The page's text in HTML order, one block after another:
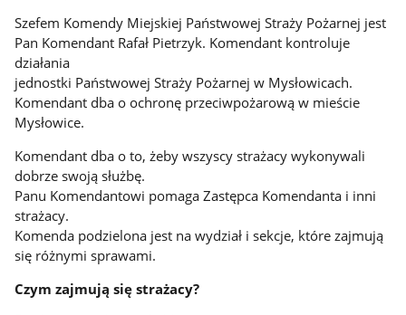
Szefem Komendy Miejskiej Państwowej Straży Pożarnej jest
Pan Komendant Rafał Pietrzyk. Komendant kontroluje
działania
jednostki Państwowej Straży Pożarnej w Mysłowicach.
Komendant dba o ochronę przeciwpożarową w mieście
Mysłowice.
Komendant dba o to, żeby wszyscy strażacy wykonywali
dobrze swoją służbę.
Panu Komendantowi pomaga Zastępca Komendanta i inni
strażacy.
Komenda podzielona jest na wydział i sekcje, które zajmują
się różnymi sprawami.
Czym zajmują się strażacy?